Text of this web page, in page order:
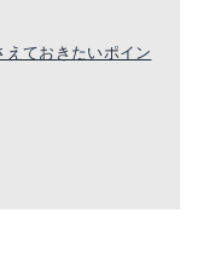
ておきたいポイン